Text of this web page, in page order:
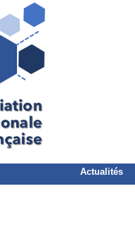
Actualités